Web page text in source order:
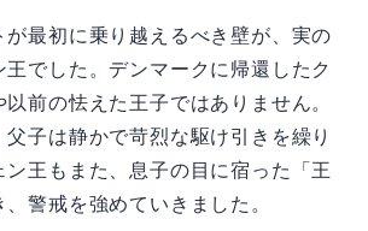
が最初に乗り越えるべき壁が、実の
でした。デンマークに帰還したク
前の怯えた王子ではありません。
子は静かで苛烈な駆け引きを繰り
ン王もまた、息子の目に宿った「王
警戒を強めていきました。